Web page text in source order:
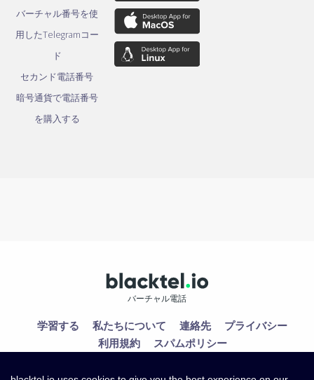
バーチャル番号を使
用したTelegramコー
ド
セカンド電話番号
暗号通貨で電話番号
を購入する
バーチャル電話
学習する 私たちについて 連絡先
プライバシー
利用規約
スパムポリシー